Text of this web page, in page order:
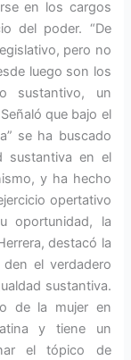
en los cargos
del poder. “De
pero no
luego son los
sustantivo, un
que bajo el
se ha buscado
sustantiva en el
y ha hecho
opertativo
oportunidad, la
destacó la
el verdadero
sustantiva.
de la mujer en
y tiene un
el tópico de